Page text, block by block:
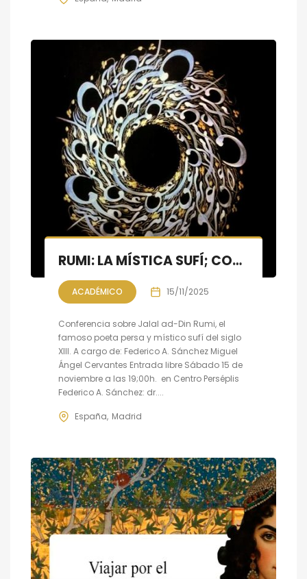
RUMI: LA MÍSTICA SUFÍ; CONFERENCIA Y RECITAL
ACADÉMICO 15/11/2025
Conferencia sobre Jalal ad-Din Rumi, el
famoso poeta persa y místico sufí del siglo
XIII. A cargo de: Federico A. Sánchez Miguel
Ángel Cervantes Entrada libre Sábado 15 de
noviembre a las 19;00h. en Centro Perséplis
Federico A. Sánchez: dr....
España Madrid